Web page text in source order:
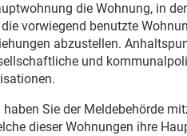
die Wohnung, in
die vorwiegend benutzte
abzustellen.
und
haben Sie der Meldebehörde
dieser Wohnungen ihre